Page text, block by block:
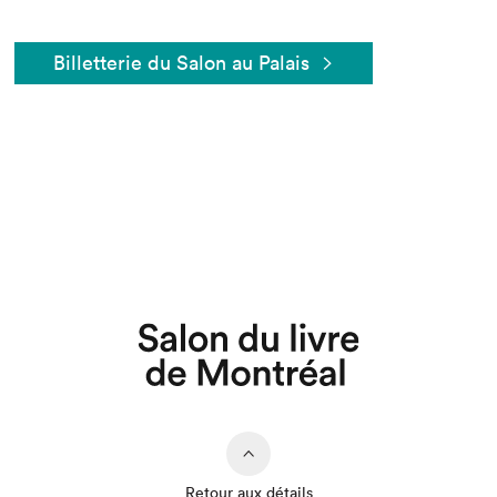
Billetterie du Salon au Palais
Retour aux détails